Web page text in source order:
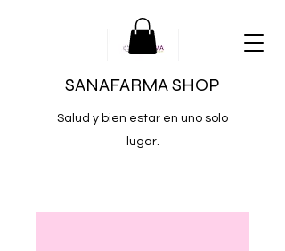
SANAFARMA SHOP
Salud y bien estar en uno solo
lugar.